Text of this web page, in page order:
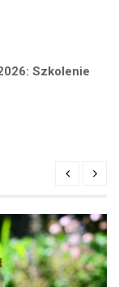
Szkolenie